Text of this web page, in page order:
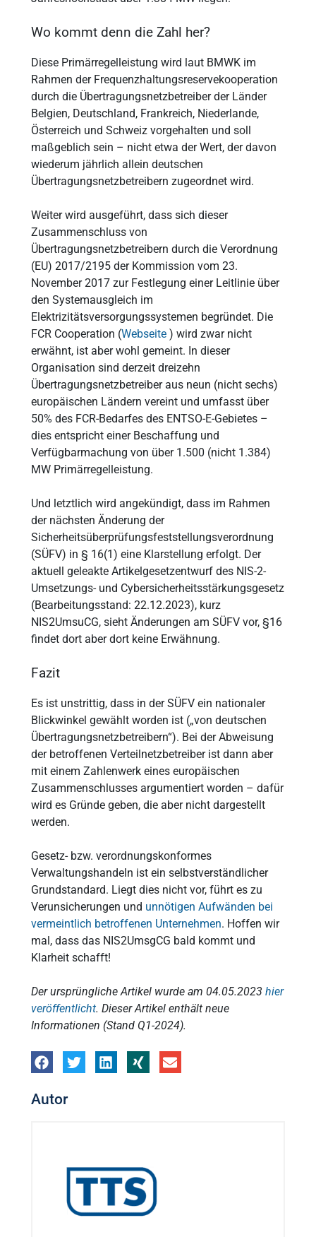
Wo kommt denn die Zahl her?
Diese Primärregelleistung wird laut BMWK im
Rahmen der Frequenzhaltungsreservekooperation
durch die Übertragungsnetzbetreiber der Länder
Belgien, Deutschland, Frankreich, Niederlande,
Österreich und Schweiz vorgehalten und soll
maßgeblich sein – nicht etwa der Wert, der davon
wiederum jährlich allein deutschen
Übertragungsnetzbetreibern zugeordnet wird.
Weiter wird ausgeführt, dass sich dieser
Zusammenschluss von
Übertragungsnetzbetreibern durch die Verordnung
(EU) 2017/2195 der Kommission vom 23.
November 2017 zur Festlegung einer Leitlinie über
den Systemausgleich im
Elektrizitätsversorgungssystemen begründet. Die
FCR Cooperation (Webseite) wird zwar nicht
erwähnt, ist aber wohl gemeint. In dieser
Organisation sind derzeit dreizehn
Übertragungsnetzbetreiber aus neun (nicht sechs)
europäischen Ländern vereint und umfasst über
50% des FCR-Bedarfes des ENTSO-E-Gebietes –
dies entspricht einer Beschaffung und
Verfügbarmachung von über 1.500 (nicht 1.384)
MW Primärregelleistung.
Und letztlich wird angekündigt, dass im Rahmen
der nächsten Änderung der
Sicherheitsüberprüfungsfeststellungsverordnung
(SÜFV) in § 16(1) eine Klarstellung erfolgt. Der
aktuell geleakte Artikelgesetzentwurf des NIS-2-
Umsetzungs- und Cybersicherheitsstärkungsgesetz
(Bearbeitungsstand: 22.12.2023), kurz
NIS2UmsuCG, sieht Änderungen am SÜFV vor, §16
findet dort aber dort keine Erwähnung.
Fazit
Es ist unstrittig, dass in der SÜFV ein nationaler
Blickwinkel gewählt worden ist („von deutschen
Übertragungsnetzbetreibern“). Bei der Abweisung
der betroffenen Verteilnetzbetreiber ist dann aber
mit einem Zahlenwerk eines europäischen
Zusammenschlusses argumentiert worden – dafür
wird es Gründe geben, die aber nicht dargestellt
werden.
Gesetz- bzw. verordnungskonformes
Verwaltungshandeln ist ein selbstverständlicher
Grundstandard. Liegt dies nicht vor, führt es zu
Verunsicherungen und unnötigen Aufwänden bei
vermeintlich betroffenen Unternehmen. Hoffen wir
mal, dass das NIS2UmsgCG bald kommt und
Klarheit schafft!
Der ursprüngliche Artikel wurde am 04.05.2023 hier
veröffentlicht. Dieser Artikel enthält neue
Informationen (Stand Q1-2024).
Autor